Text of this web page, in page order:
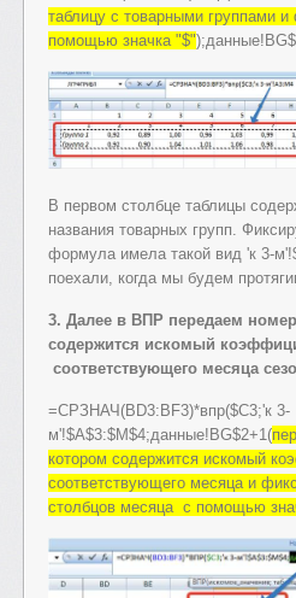
таблицу с товарными группами
помощью значка "$"
В первом столбце таблицы
названия товарных групп.
формула имела такой вид 'к 3-
поехали, когда мы будем
3. Далее в ВПР передаем
содержится искомый
соответствующего месяца
=СРЗНАЧ(BD3:BF3)*впр($C3;'к 3-
м'!$A$3:$M$4;данные!BG$2+1(
котором содержится искомый
соответствующего месяца и
столбцов месяца с помощью